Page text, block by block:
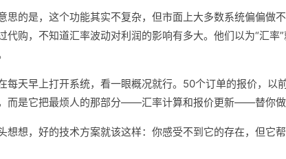
思的是，这个功能其实不复杂，但市面上大多数系统偏偏
代购，不知道汇率波动对利润的影响有多大。他们以为“汇率
每天早上打开系统，看一眼概况就行。50个订单的报价，以
而是它把最烦人的那部分——汇率计算和报价更新——替你做
想想，好的技术方案就该这样：你感受不到它的存在，但它帮